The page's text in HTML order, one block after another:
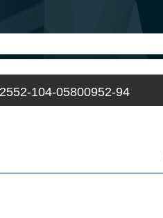
104-05800952-94